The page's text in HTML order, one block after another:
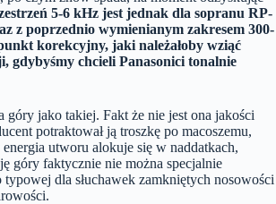
5-6 kHz jest jednak dla sopranu RP-
z poprzednio wymienianym zakresem 300-
korekcyjny, jaki należałoby wziąć
gdybyśmy chcieli Panasonici tonalnie
góry jako takiej. Fakt że nie jest ona jakości
potraktował ją troszkę po macoszemu,
utworu alokuje się w naddatkach,
góry faktycznie nie można specjalnie
dla słuchawek zamkniętych nosowości